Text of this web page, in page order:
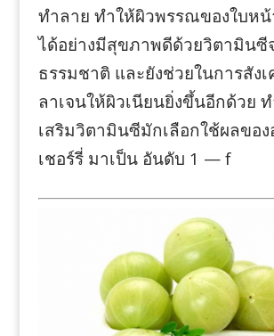
ทำลาย ทำให้ผิวพรรณของใบหน้
ได้อย่างมีสุขภาพดีด้วยวิตามินซี
ธรรมชาติ และยังช่วยในการสัง
ลาเจนให้ผิวเนียนยิ่งขึ้นอีกด้วย
เสริมวิตามินซีมักเลือกใช้ผลของ
เชอร์รี่ มาเป็น อันดับ 1 — f